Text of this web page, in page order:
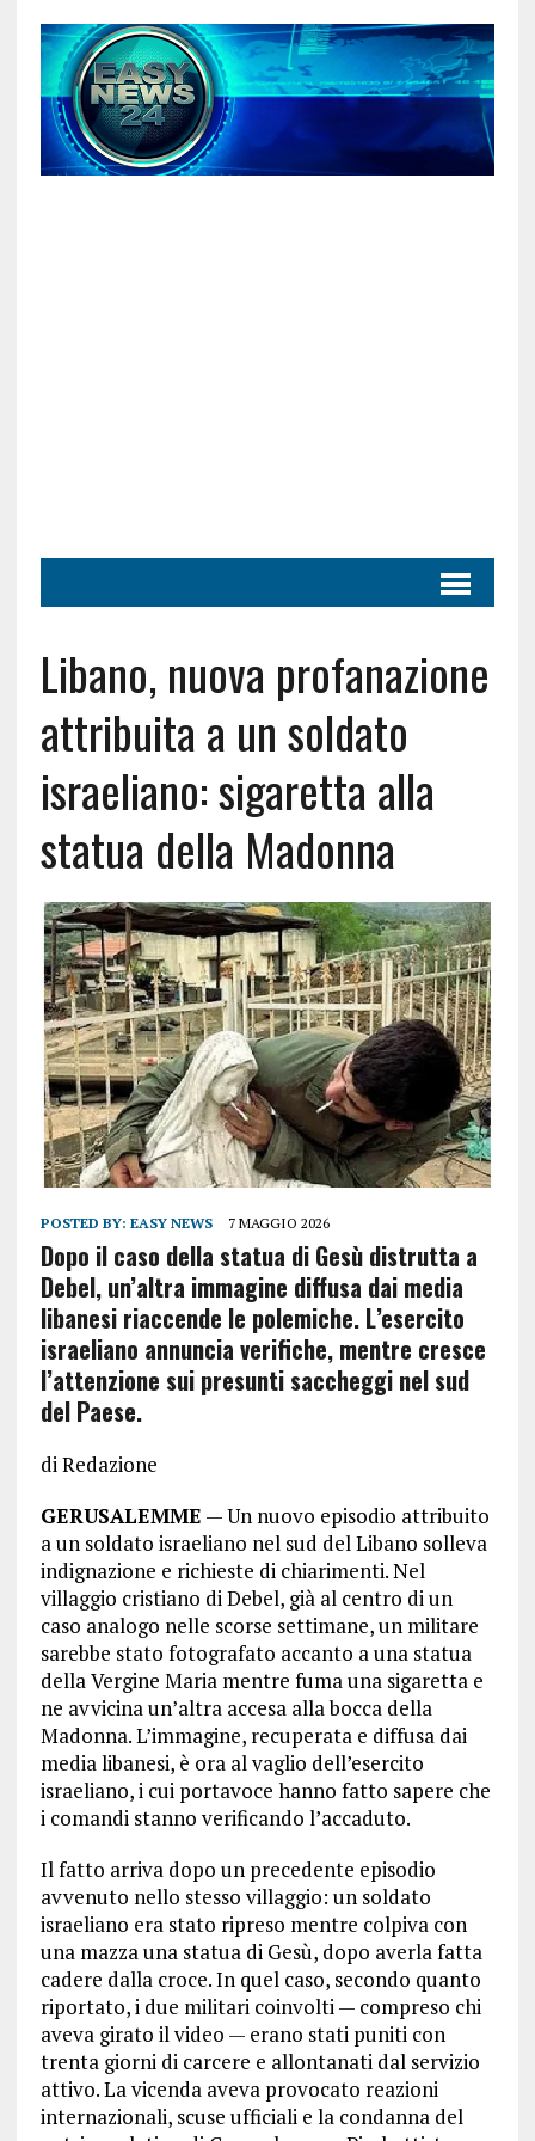
Libano, nuova profanazione
attribuita a un soldato
israeliano: sigaretta alla
statua della Madonna
POSTED BY: EASY NEWS 7 MAGGIO 2026
Dopo il caso della statua di Gesù distrutta a
Debel, un’altra immagine diffusa dai media
libanesi riaccende le polemiche. L’esercito
israeliano annuncia verifiche, mentre cresce
l’attenzione sui presunti saccheggi nel sud
del Paese.
di Redazione
GERUSALEMME — Un nuovo episodio attribuito
a un soldato israeliano nel sud del Libano solleva
indignazione e richieste di chiarimenti. Nel
villaggio cristiano di Debel, già al centro di un
caso analogo nelle scorse settimane, un militare
sarebbe stato fotografato accanto a una statua
della Vergine Maria mentre fuma una sigaretta e
ne avvicina un’altra accesa alla bocca della
Madonna. L’immagine, recuperata e diffusa dai
media libanesi, è ora al vaglio dell’esercito
israeliano, i cui portavoce hanno fatto sapere che
i comandi stanno verificando l’accaduto.
Il fatto arriva dopo un precedente episodio
avvenuto nello stesso villaggio: un soldato
israeliano era stato ripreso mentre colpiva con
una mazza una statua di Gesù, dopo averla fatta
cadere dalla croce. In quel caso, secondo quanto
riportato, i due militari coinvolti — compreso chi
aveva girato il video — erano stati puniti con
trenta giorni di carcere e allontanati dal servizio
attivo. La vicenda aveva provocato reazioni
internazionali, scuse ufficiali e la condanna del